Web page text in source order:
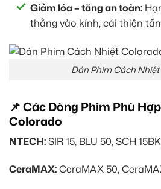
Giảm lóa – tăng an toàn:
thẳng vào kính, cải thiện
Dán Phim Cách
📌 Các Dòng Phim Phù
Colorado
NTECH:SIR 15, BLU 50, SCH
CeraMAX:CeraMAX 50,